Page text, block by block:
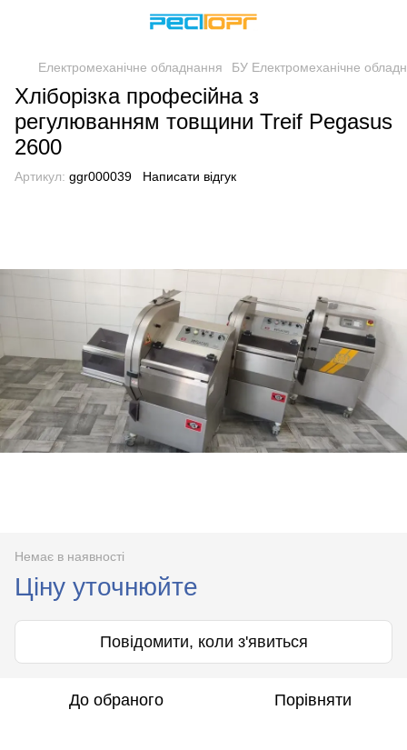
Електромеханічне обладнання БУ Електромеханічне
Хліборізка професійна з
регулюванням товщини Treif Pegasus
2600
Артикул: ggr000039 Написати відгук
Немає в наявності
Ціну уточнюйте
Повідомити, коли з'явиться
До обраного Порівняти